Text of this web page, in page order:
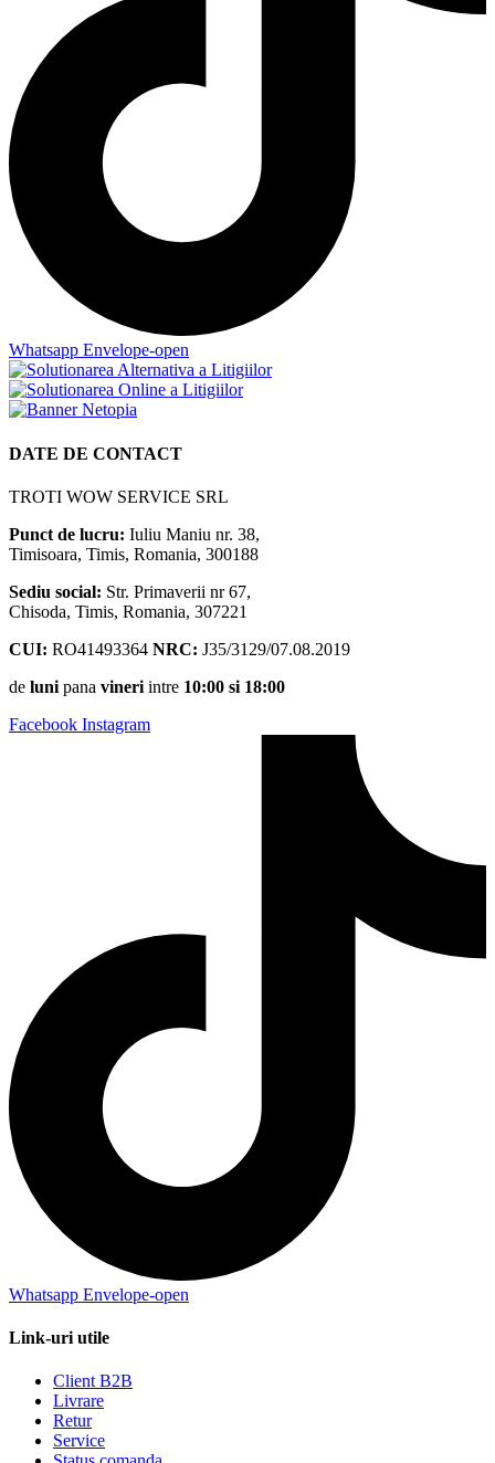
Whatsapp Envelope-open
DATE DE CONTACT
TROTI WOW SERVICE SRL
Punct de lucru: Iuliu Maniu nr. 38,
Timisoara, Timis, Romania, 300188
Sediu social: Str. Primaverii nr 67,
Chisoda, Timis, Romania, 307221
CUI: RO41493364 NRC: J35/3129/07.08.2019
de luni pana vineri intre 10:00 si 18:00
Facebook Instagram
Whatsapp Envelope-open
Link-uri utile
Client B2B
Livrare
Retur
Service